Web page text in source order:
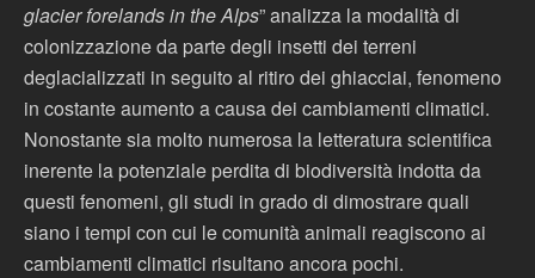
glacier forelands in the Alps” analizza la modalità di
colonizzazione da parte degli insetti dei terreni
deglacializzati in seguito al ritiro dei ghiacciai, fenomeno
in costante aumento a causa dei cambiamenti climatici.
Nonostante sia molto numerosa la letteratura scientifica
inerente la potenziale perdita di biodiversità indotta da
questi fenomeni, gli studi in grado di dimostrare quali
siano i tempi con cui le comunità animali reagiscono ai
cambiamenti climatici risultano ancora pochi.